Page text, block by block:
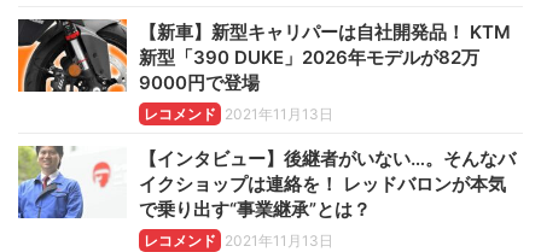
【新車】新型キャリパーは自社開発品！ KTM
新型「390 DUKE」2026年モデルが82万
9000円で登場
レコメンド 2021年11月13日
【インタビュー】後継者がいない…。そんなバ
イクショップは連絡を！ レッドバロンが本気
で乗り出す“事業継承”とは？
レコメンド 2021年11月13日